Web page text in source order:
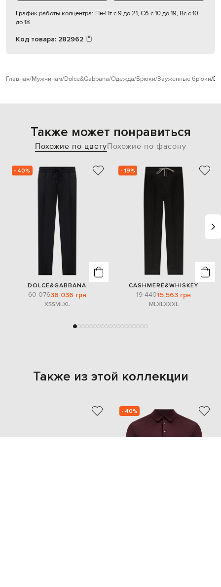
График работы колцентра: Пн-Пт с 9 до 21, Сб с 10 до 19, Вс с 10
до 18
Код товара: 282962
Главная Мужчинам Dolce&Gabbana Одежда Брюки Зауженные брюки
Также может понравиться
Похожие по цветуПохожие по фасону
- 40%
DOLCE&GABBANA
60 07636 036 грн
XSSMLXL
- 19%
CASHMERE&WHISKEY
19 44015 563 грн
MLXLXXXL
Также из этой коллекции
- 40%